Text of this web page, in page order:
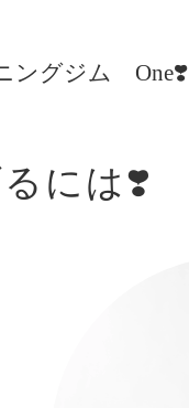
ングジム One❣️
には❣️